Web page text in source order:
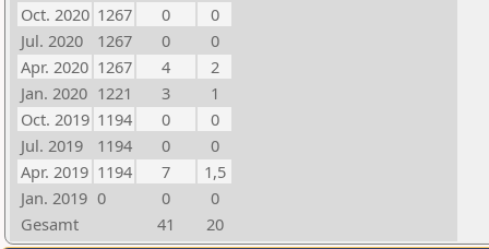
Oct. 2020 1267 0
0
Jul. 2020
1267 0
0
Apr. 2020 1267 4
2
Jan. 2020 1221 3
1
Oct. 2019 1194 0
0
Jul. 2019
1194 0
0
Apr. 2019 1194 7
1,5
Jan. 2019 0 0
0
Gesamt
41 20